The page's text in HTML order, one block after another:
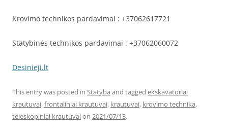
Krovimo technikos pardavimai : +37062617721
Statybinės technikos pardavimai : +37062060072
Desinieji.lt
This entry was posted in Statyba and tagged ekskavatoriai
krautuvai,frontaliniai krautuvai, krautuvai, krovimo technika,
teleskopiniai krautuvaion 2021/07/13.